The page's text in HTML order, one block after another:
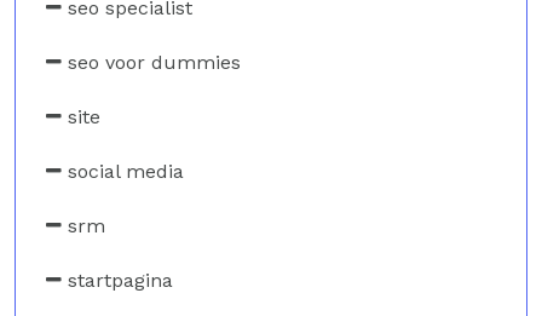
seo specialist
seo voor dummies
site
social media
srm
startpagina